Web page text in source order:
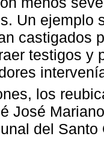
Un ejemplo
castigados
testigos y
los
José
del Santo